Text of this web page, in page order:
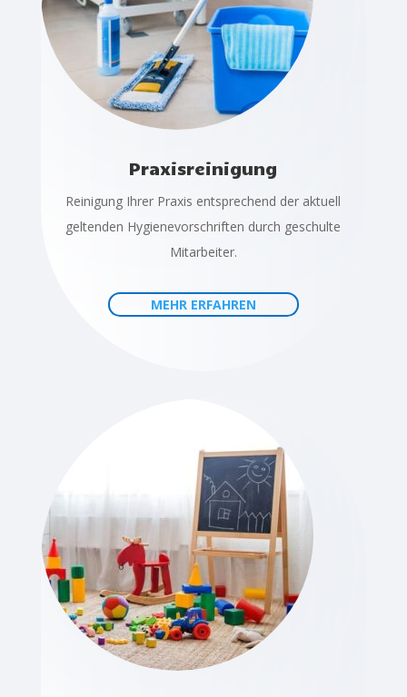
Praxisreinigung
Reinigung Ihrer Praxis entsprechend der aktuell
geltenden Hygienevorschriften durch geschulte
Mitarbeiter.
MEHR ERFAHREN